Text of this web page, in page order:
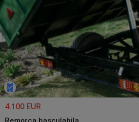
4.100 EUR